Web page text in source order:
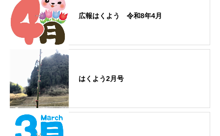
広報はくよう 令和8年4月
はくよう2月号